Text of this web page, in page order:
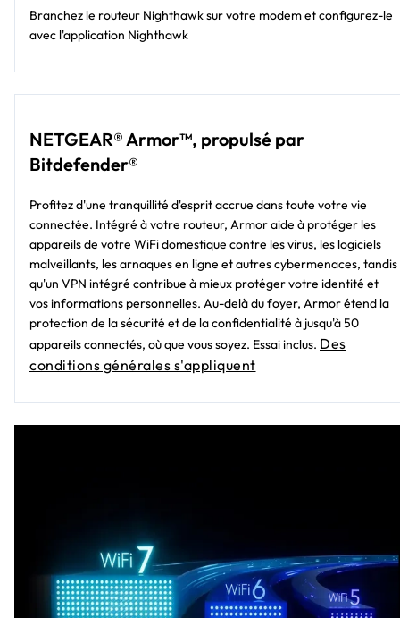
Branchez le routeur Nighthawk sur votre modem et configurez-le
avec l'application Nighthawk
NETGEAR® Armor™, propulsé par
Bitdefender®
Profitez d'une tranquillité d'esprit accrue dans toute votre vie
connectée. Intégré à votre routeur, Armor aide à protéger les
appareils de votre WiFi domestique contre les virus, les logiciels
malveillants, les arnaques en ligne et autres cybermenaces, tandis
qu'un VPN intégré contribue à mieux protéger votre identité et
vos informations personnelles. Au-delà du foyer, Armor étend la
protection de la sécurité et de la confidentialité à jusqu'à 50
appareils connectés, où que vous soyez. Essai inclus. Des
conditions générales s'appliquent